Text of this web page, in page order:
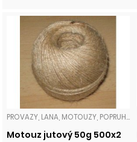
PROVAZY, LANA, MOTOUZY, POPRUHY
Motouz jutový 50g 500x2